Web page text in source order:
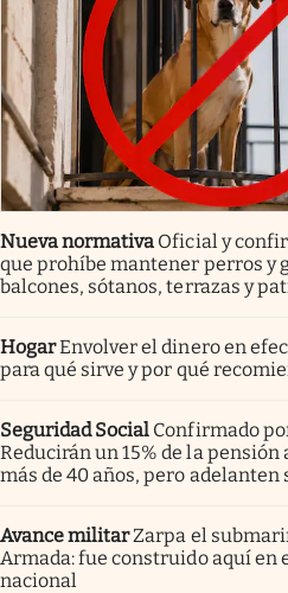
Nueva normativa Oficial y
que prohíbe mantener perros y
balcones, sótanos, terrazas y
HogarEnvolver el dinero en
para qué sirve y por qué
Seguridad Social Confirmado
Reducirán un 15% de la
más de 40 años, pero adelanten
Avance militarZarpa el
Armada: fue construido aquí en
nacional